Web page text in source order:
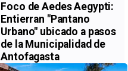
Foco de Aedes Aegypti:
Entierran "Pantano
Urbano" ubicado a pasos
de la Municipalidad de
Antofagasta